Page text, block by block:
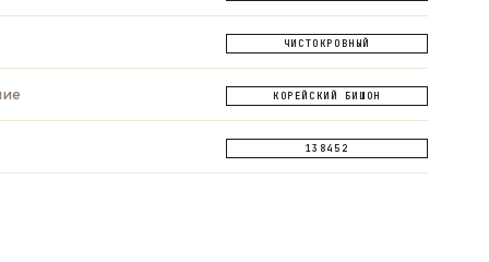
ЧИСТОКРОВНЫЙ
КОРЕЙСКИЙ БИШОН
138452